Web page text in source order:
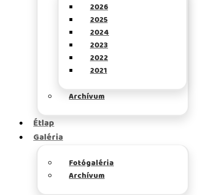
2026
2025
2024
2023
2022
2021
Archívum
Étlap
Galéria
Fotógaléria
Archívum